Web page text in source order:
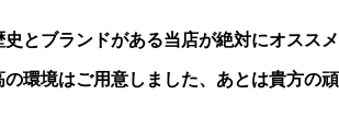
とブランドがある当店が絶対にオススメ
環境はご用意しました、あとは貴方の頑